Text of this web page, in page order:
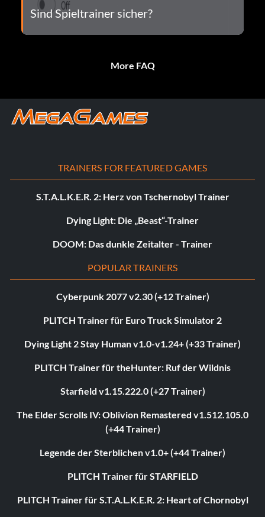
Sind Spieltrainer sicher?
More FAQ
TRAINERS FOR FEATURED GAMES
S.T.A.L.K.E.R. 2: Herz von Tschernobyl Trainer
Dying Light: Die „Beast“-Trainer
DOOM: Das dunkle Zeitalter - Trainer
POPULAR TRAINERS
Cyberpunk 2077 v2.30 (+12 Trainer)
PLITCH Trainer für Euro Truck Simulator 2
Dying Light 2 Stay Human v1.0-v1.24+ (+33 Trainer)
PLITCH Trainer für theHunter: Ruf der Wildnis
Starfield v1.15.222.0 (+27 Trainer)
The Elder Scrolls IV: Oblivion Remastered v1.512.105.0
(+44 Trainer)
Legende der Sterblichen v1.0+ (+44 Trainer)
PLITCH Trainer für STARFIELD
PLITCH Trainer für S.T.A.L.K.E.R. 2: Heart of Chornobyl